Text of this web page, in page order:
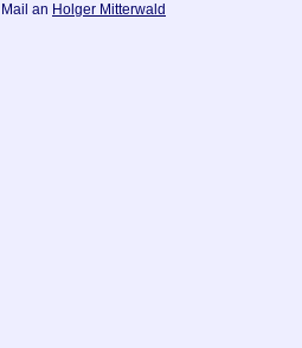
an Holger Mitterwald